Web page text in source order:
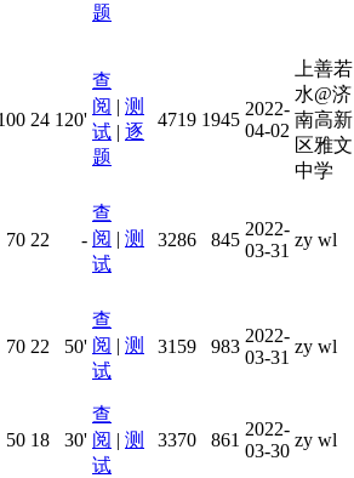
题
24 120'
查
阅 | 测
试 | 逐
题
4719 1945
2022-
04-02
上善若
水@济
南高新
区雅文
中学
70 22 -
查
阅 | 测
试
3286 845
2022-
03-31
zy wl
70 22 50'
查
阅 | 测
试
3159 983
2022-
03-31
zy wl
50 18 30'
查
阅 | 测
试
3370 861
2022-
03-30
zy wl